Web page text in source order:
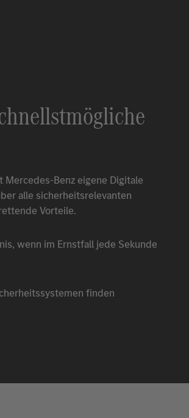
Mercedes-Benz eigene Digitale
alle sicherheitsrelevanten
Vorteile.
wenn im Ernstfall jede Sekunde
finden